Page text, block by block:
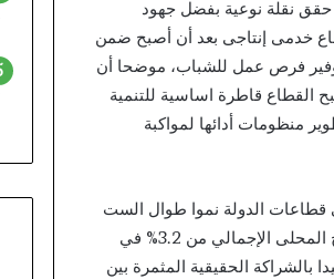
حقق نقلة نوعية بفضل جهود
خدمى إنتاجى بعد أن أصبح ضمن
فرص عمل للشباب، موضحا أن
القطاع قاطرة اساسية للتنمية
منظومات أدائها لمواكبة
قطاعات الدولة نموا طوال الست
سنوات ماضية بمعدلات نمو تتجاوز 16%، كما نمت نسبة مساهمة القطاع في الناتج المحلى الإجمالي من 3.2% في
المقبلة؛ مشيدا بالشراكة الحقيقية المثمرة بين